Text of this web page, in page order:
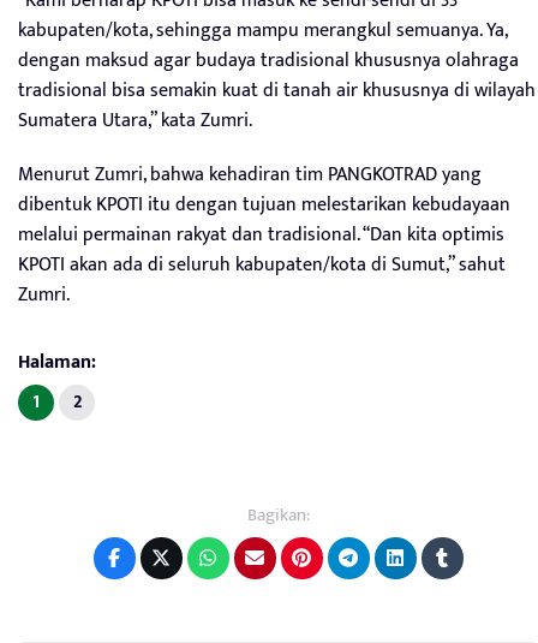
kabupaten/kota, sehingga mampu merangkul semuanya. Ya,
dengan maksud agar budaya tradisional khususnya olahraga
tradisional bisa semakin kuat di tanah air khususnya di wilayah
Sumatera Utara,” kata Zumri.
Menurut Zumri, bahwa kehadiran tim PANGKOTRAD yang
dibentuk KPOTI itu dengan tujuan melestarikan kebudayaan
melalui permainan rakyat dan tradisional. “Dan kita optimis
KPOTI akan ada di seluruh kabupaten/kota di Sumut,” sahut
Zumri.
Halaman:
1 2
Bagikan: